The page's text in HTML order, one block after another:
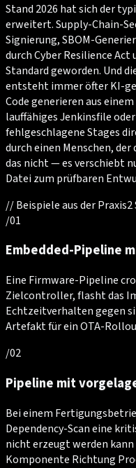
Stand 2026 hat sich der
erweitert. Supply-Chain-
Signierung, SBOM-
durch Cyber Resilience
Standard geworden. Und
entsteht immer öfter KI-
Code generieren aus
lauffähiges Jenkinsfile
fehlgeschlagene Stages
durch einen Menschen,
das nicht — es verschiebt
Datei zum prüfbaren
//Beispiele aus der Praxis2
/01
Embedded-Pipeline
Eine Firmware-Pipeline
Zielcontroller, flasht das
Echtzeitverhalten gegen
Artefakt für ein OTA-
/02
Pipeline mit
Bei einem
Dependency-Scan eine
nicht erzeugt werden
Komponente Richtung